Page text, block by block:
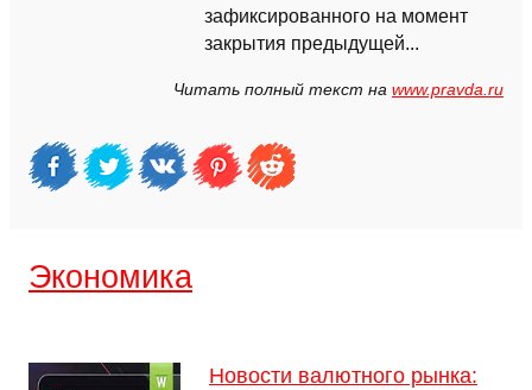
зафиксированного на момент
закрытия предыдущей...
Читать полный текст на www.pravda.ru
Экономика
Новости валютного рынка: